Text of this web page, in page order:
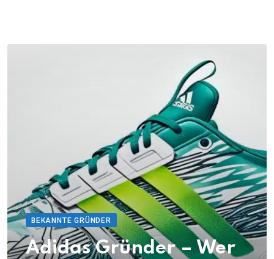
BEKANNTE GRÜNDER
Adidas Gründer – Wer